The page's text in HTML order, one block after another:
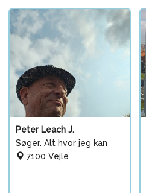
Peter Leach J.
Søger. Alt hvor jeg kan
7100 Vejle